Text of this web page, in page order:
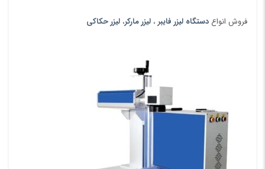
فروش انواع دستگاه لیزر فایبر، لیزر مارکر، لیزر حکاکی